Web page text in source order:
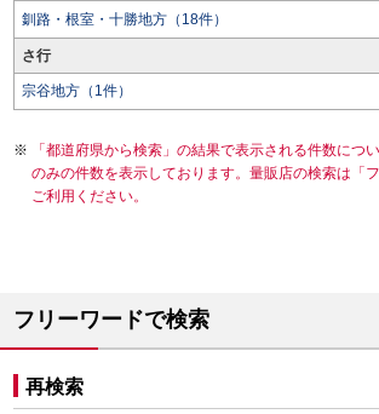
釧路・根室・十勝地方（18件）
さ行
宗谷地方（1件）
「都道府県から検索」の結果で表示される件数につ
のみの件数を表示しております。量販店の検索は「
ご利用ください。
フリーワードで検索
再検索